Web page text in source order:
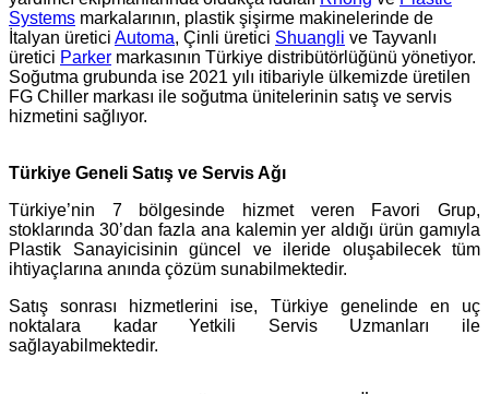
Systems markalarının, plastik şişirme makinelerinde de
İtalyan üretici Automa, Çinli üretici Shuangli ve Tayvanlı
üretici Parker markasının Türkiye distribütörlüğünü yönetiyor.
Soğutma grubunda ise 2021 yılı itibariyle ülkemizde üretilen
FG Chiller markası ile soğutma ünitelerinin satış ve servis
hizmetini sağlıyor.
Türkiye Geneli Satış ve Servis Ağı
Türkiye’nin 7 bölgesinde hizmet veren Favori Grup,
stoklarında 30’dan fazla ana kalemin yer aldığı ürün gamıyla
Plastik Sanayicisinin güncel ve ileride oluşabilecek tüm
ihtiyaçlarına anında çözüm sunabilmektedir.
Satış sonrası hizmetlerini ise, Türkiye genelinde en uç
noktalara kadar Yetkili Servis Uzmanları ile
sağlayabilmektedir.